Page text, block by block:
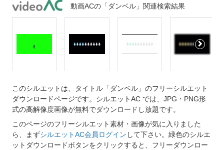
動画ACの「ダンベル」関連検索結果
このシルエットは、タイトル「ダンベル」のフリーシルエット
ダウンロードページです。シルエットAC では、JPG・PNG形
式の高解像度画像が無料でダウンロードし放題です。
このページのフリーシルエット素材・画像が気に入りました
ら、まずシルエットAC会員ログイン して下さい。緑色のシルエ
ットダウンロードボタンをクリックすると、フリーダウンロー